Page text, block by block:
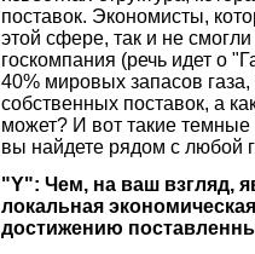
поставок. Экономисты,
этой сфере, так и не
госкомпания (речь идет о
40% мировых запасов
собственных поставок, а
может? И вот такие темные
вы найдете рядом с любой
"Y": Чем, на ваш взгляд,
локальная
достижению